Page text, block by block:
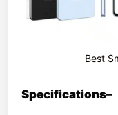
Best
Specifications–